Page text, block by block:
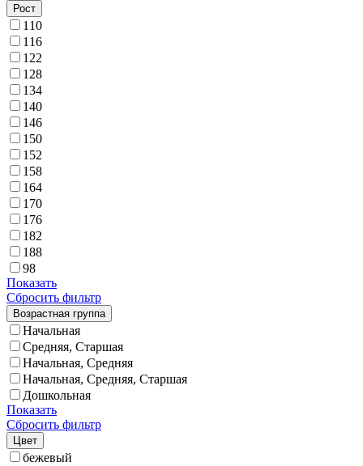
Рост
110
116
122
128
134
140
146
150
152
158
164
170
176
182
188
98
Показать
Сбросить фильтр
Возрастная группа
Начальная
Средняя, Старшая
Начальная, Средняя
Начальная, Средняя, Старшая
Дошкольная
Показать
Сбросить фильтр
Цвет
бежевый